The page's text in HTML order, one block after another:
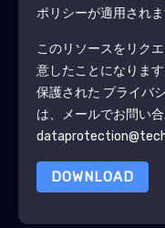
ポリシーが適用されま
このリソースをリク
意したことになりま
保護された プライバ
は、メールでお問い
DOWNLOAD